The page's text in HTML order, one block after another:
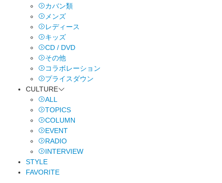
カバン類
メンズ
レディース
キッズ
CD / DVD
その他
コラボレーション
プライスダウン
CULTURE
ALL
TOPICS
COLUMN
EVENT
RADIO
INTERVIEW
STYLE
FAVORITE